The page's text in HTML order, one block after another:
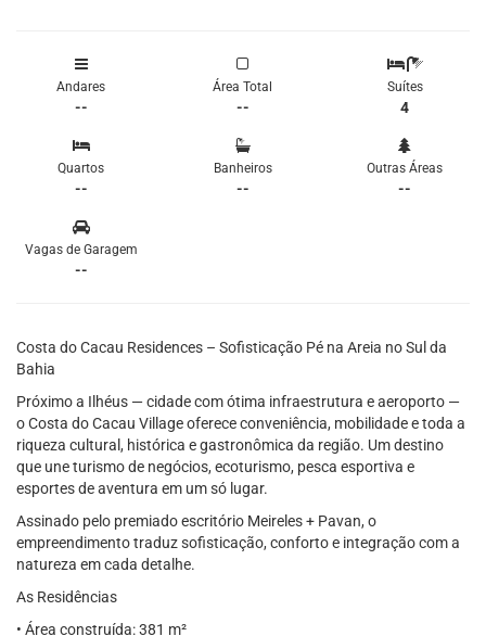
Andares
--
Área Total
--
Suítes
4
Quartos
--
Banheiros
--
Outras Áreas
--
Vagas de Garagem
--
Costa do Cacau Residences – Sofisticação Pé na Areia no Sul da
Bahia
Próximo a Ilhéus — cidade com ótima infraestrutura e aeroporto —
o Costa do Cacau Village oferece conveniência, mobilidade e toda a
riqueza cultural, histórica e gastronômica da região. Um destino
que une turismo de negócios, ecoturismo, pesca esportiva e
esportes de aventura em um só lugar.
Assinado pelo premiado escritório Meireles + Pavan, o
empreendimento traduz sofisticação, conforto e integração com a
natureza em cada detalhe.
As Residências
• Área construída: 381 m²